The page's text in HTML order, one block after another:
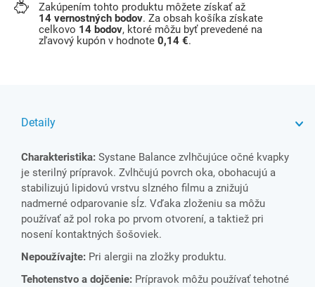
Zakúpením tohto produktu môžete získať až
14 vernostných bodov. Za obsah košíka získate
celkovo 14 bodov, ktoré môžu byť prevedené na
zľavový kupón v hodnote 0,14 €.
Detaily
Charakteristika: Systane Balance zvlhčujúce očné kvapky
je sterilný prípravok. Zvlhčujú povrch oka, obohacujú a
stabilizujú lipidovú vrstvu slzného filmu a znižujú
nadmerné odparovanie sĺz. Vďaka zloženiu sa môžu
používať až pol roka po prvom otvorení, a taktiež pri
nosení kontaktných šošoviek.
Nepoužívajte: Pri alergii na zložky produktu.
Tehotenstvo a dojčenie: Prípravok môžu používať tehotné